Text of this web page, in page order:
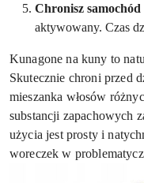
Chronisz samochód
aktywowany. Czas
Kunagone na kuny to
Skutecznie chroni przed
mieszanka włosów
substancji zapachowych
użycia jest prosty i
woreczek w